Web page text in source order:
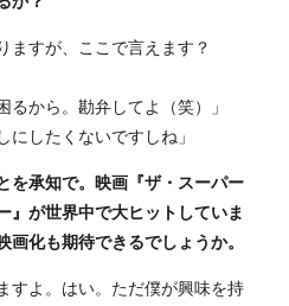
ますが、ここで言えます？
から。勘弁してよ（笑）」
したくないですしね」
を承知で。映画『ザ・スーパー
』が世界中で大ヒットしていま
化も期待できるでしょうか。
すよ。はい。ただ僕が興味を持